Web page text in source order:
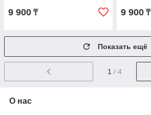
9 900 ₸ 9 900 ₸
Показать ещё
1 / 4
О нас